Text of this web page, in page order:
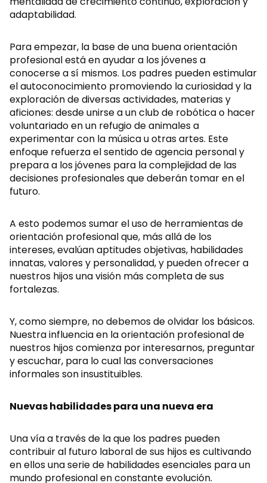
adaptabilidad.
Para empezar, la base de una buena orientación
profesional está en ayudar a los jóvenes a
conocerse a sí mismos. Los padres pueden estimular
el autoconocimiento promoviendo la curiosidad y la
exploración de diversas actividades, materias y
aficiones: desde unirse a un club de robótica o hacer
voluntariado en un refugio de animales a
experimentar con la música u otras artes. Este
enfoque refuerza el sentido de agencia personal y
prepara a los jóvenes para la complejidad de las
decisiones profesionales que deberán tomar en el
futuro.
A esto podemos sumar el uso de herramientas de
orientación profesional que, más allá de los
intereses, evalúan aptitudes objetivas, habilidades
innatas, valores y personalidad, y pueden ofrecer a
nuestros hijos una visión más completa de sus
fortalezas.
Y, como siempre, no debemos de olvidar los básicos.
Nuestra influencia en la orientación profesional de
nuestros hijos comienza por interesarnos, preguntar
y escuchar, para lo cual las conversaciones
informales son insustituibles.
Nuevas habilidades para una nueva era
Una vía a través de la que los padres pueden
contribuir al futuro laboral de sus hijos es cultivando
en ellos una serie de habilidades esenciales para un
mundo profesional en constante evolución.